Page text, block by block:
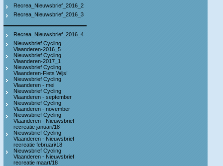
Recrea_Nieuwsbrief_2016_2
Recrea_Nieuwsbrief_2016_3
Recrea_Nieuwsbrief_2016_4
Nieuwsbrief Cycling
Vlaanderen-2016_5
Nieuwsbrief Cycling
Vlaanderen-2017_1
Nieuwsbrief Cycling
Vlaanderen-Fiets Wijs!
Nieuwsbrief Cycling
Vlaanderen - mei
Nieuwsbrief Cycling
Vlaanderen - september
Nieuwsbrief Cycling
Vlaanderen - november
Nieuwsbrief Cycling
Vlaanderen - Nieuwsbrief
recreatie januari/18
Nieuwsbrief Cycling
Vlaanderen - Nieuwsbrief
recreatie februari/18
Nieuwsbrief Cycling
Vlaanderen - Nieuwsbrief
recreatie maart/18